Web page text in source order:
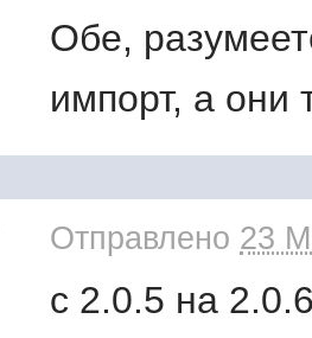
Обе,
импорт, а они
Отправлено 23
c 2.0.5 на